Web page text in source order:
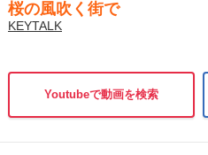
桜の風吹く街で
KEYTALK
Youtubeで動画を検索